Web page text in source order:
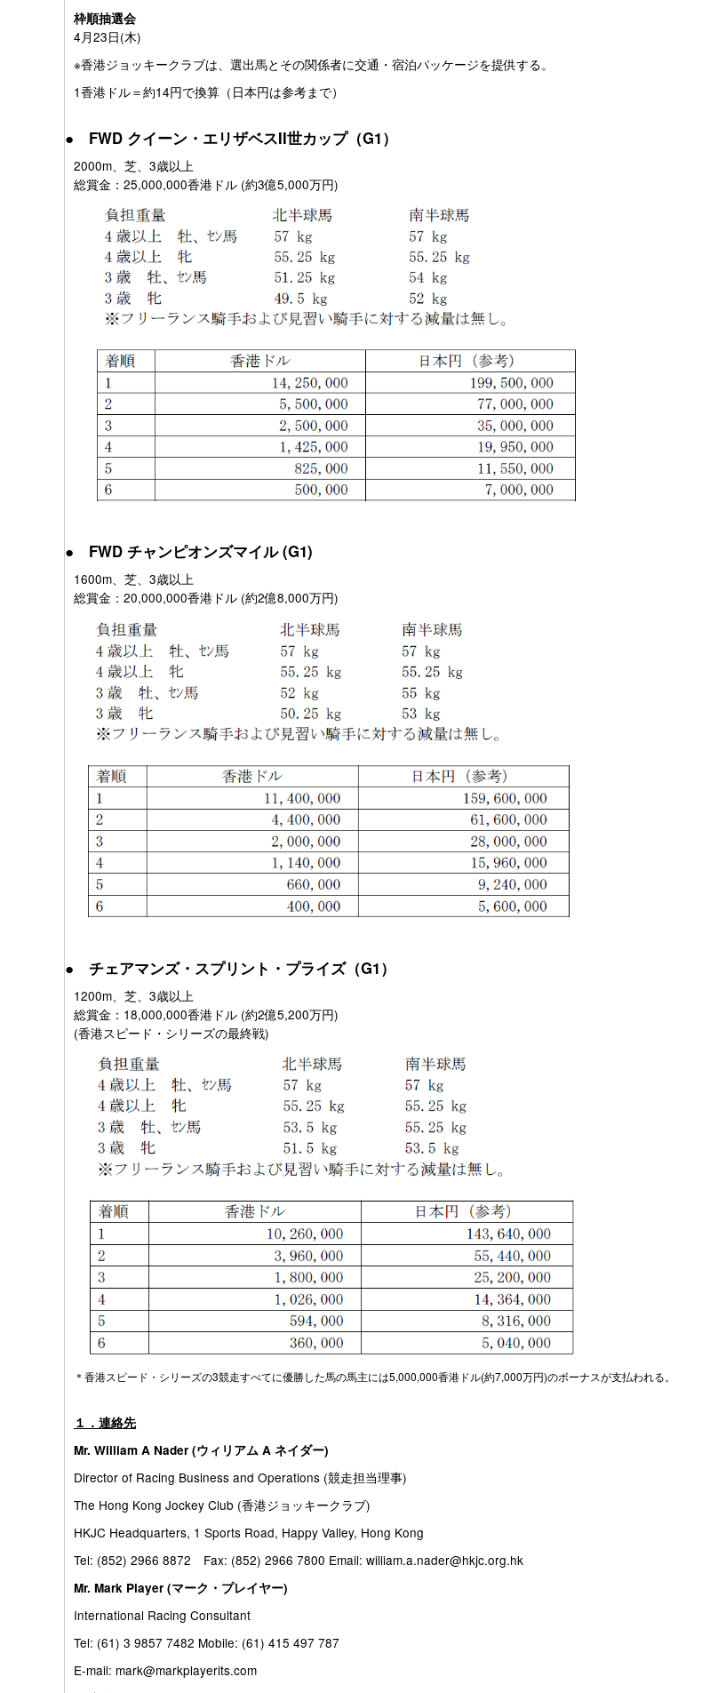
枠順抽選会
4月23日(木)
※香港ジョッキークラブは、選出馬とその関係者に交通・宿泊パッケージを提供する。
1香港ドル＝約14円で換算（日本円は参考まで）
● FWD クイーン・エリザベスII世カップ（G1）
2000m、芝、3歳以上
総賞金：25,000,000香港ドル (約3億5,000万円)
● FWD チャンピオンズマイル (G1)
1600m、芝、3歳以上
総賞金：20,000,000香港ドル (約2億8,000万円)
● チェアマンズ・スプリント・プライズ（G1）
1200m、芝、3歳以上
総賞金：18,000,000香港ドル (約2億5,200万円)
(香港スピード・シリーズの最終戦)
＊香港スピード・シリーズの3競走すべてに優勝した馬の馬主には5,000,000香港ドル(約7,000万円)のボーナスが支払われる。
１．連絡先
Mr. William A Nader (ウィリアム A ネイダー)
Director of Racing Business and Operations (競走担当理事)
The Hong Kong Jockey Club (香港ジョッキークラブ)
HKJC Headquarters, 1 Sports Road, Happy Valley, Hong Kong
Tel: (852) 2966 8872 Fax: (852) 2966 7800 Email: william.a.nader@hkjc.org.hk
Mr. Mark Player (マーク・プレイヤー)
International Racing Consultant
Tel: (61) 3 9857 7482 Mobile: (61) 415 497 787
E-mail: mark@markplayerits.com